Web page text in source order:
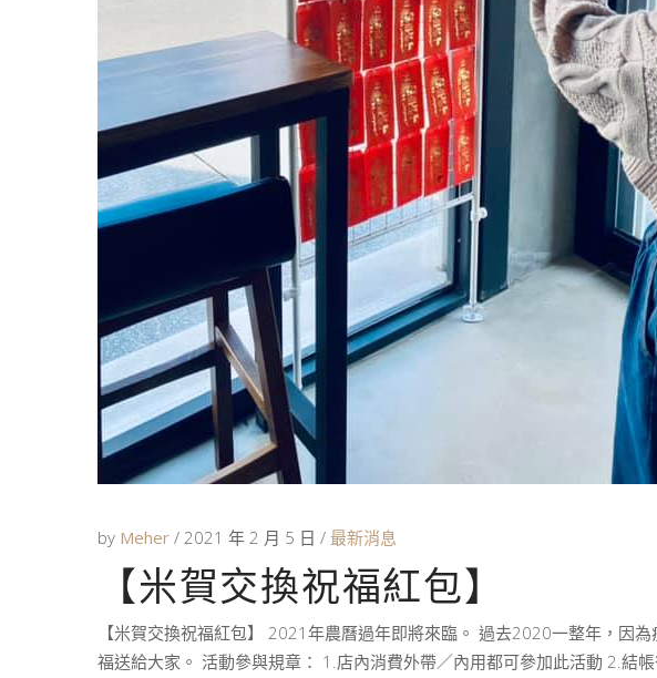
by Meher 2021 年 2 月 5 日 最新消息
【米賀交換祝福紅包】
【米賀交換祝福紅包】 2021年農曆過年即將來臨。 過去2020一整年，因
福送給大家。 活動參與規章： 1.店內消費外帶／內用都可參加此活動 2.結